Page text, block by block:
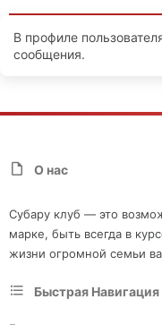
В профиле
сообщения.
О нас
Субару клуб — это
марке, быть всегда в
жизни огромной семьи
Быстрая Навигация